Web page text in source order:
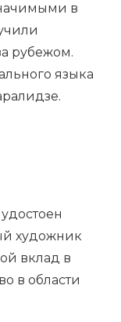
в
рубежом.
языка
художник
вклад в
в области